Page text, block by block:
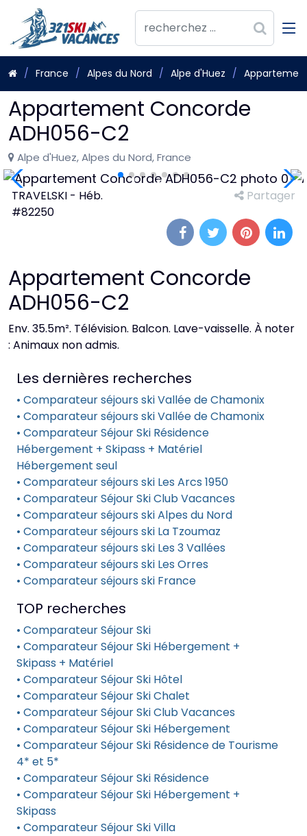
France Alpes du Nord Alpe d'Huez
Appartement Concorde
ADH056-C2
Alpe d'Huez, Alpes du Nord, France
TRAVELSKI - Héb.
#82250
Partager
Appartement Concorde
ADH056-C2
Env. 35.5m². Télévision. Balcon. Lave-vaisselle. À noter
: Animaux non admis.
Les dernières recherches
• Comparateur séjours ski Vallée de Chamonix
• Comparateur séjours ski Vallée de Chamonix
• Comparateur Séjour Ski Résidence
Hébergement + Skipass + Matériel
Hébergement seul
• Comparateur séjours ski Les Arcs 1950
• Comparateur Séjour Ski Club Vacances
• Comparateur séjours ski Alpes du Nord
• Comparateur séjours ski La Tzoumaz
• Comparateur séjours ski Les 3 Vallées
• Comparateur séjours ski Les Orres
• Comparateur séjours ski France
TOP recherches
• Comparateur Séjour Ski
• Comparateur Séjour Ski Hébergement +
Skipass + Matériel
• Comparateur Séjour Ski Hôtel
• Comparateur Séjour Ski Chalet
• Comparateur Séjour Ski Club Vacances
• Comparateur Séjour Ski Hébergement
• Comparateur Séjour Ski Résidence de Tourisme
4* et 5*
• Comparateur Séjour Ski Résidence
• Comparateur Séjour Ski Hébergement +
Skipass
• Comparateur Séjour Ski Villa